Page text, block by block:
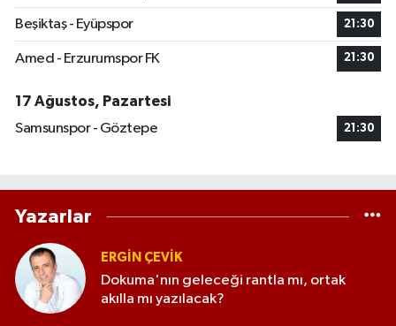
Beşiktaş - Eyüpspor 21:30
Amed - Erzurumspor FK 21:30
17 Ağustos, Pazartesi
Samsunspor - Göztepe
21:30
Yazarlar
ERGIN ÇEVİK
Dokuma'nın geleceği rantla mı, ortak
akılla mı yazılacak?